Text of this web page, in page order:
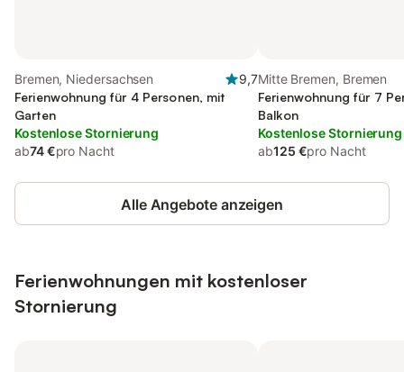
Bremen, Niedersachsen
9,7
Ferienwohnung für 4 Personen, mit
Garten
Kostenlose Stornierung
ab74 €pro Nacht
Mitte Bremen, Bremen
Ferienwohnung für 7
Balkon
Kostenlose Stornierung
ab125 €pro Nacht
Alle Angebote anzeigen
Ferienwohnungen mit kostenloser
Stornierung